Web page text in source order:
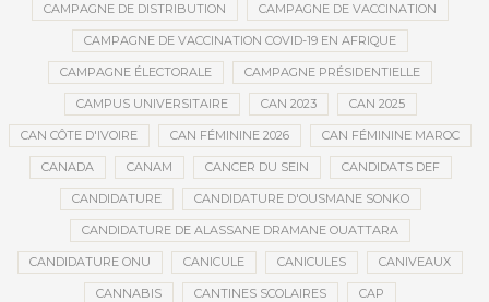
CAMPAGNE DE DISTRIBUTION CAMPAGNE DE VACCINATION
CAMPAGNE DE VACCINATION COVID-19 EN AFRIQUE
CAMPAGNE ÉLECTORALE CAMPAGNE PRÉSIDENTIELLE
CAMPUS UNIVERSITAIRE CAN 2023 CAN 2025
CAN CÔTE D'IVOIRE CAN FÉMININE 2026 CAN FÉMININE MAROC
CANADA CANAM CANCER DU SEIN CANDIDATS DEF
CANDIDATURE CANDIDATURE D'OUSMANE SONKO
CANDIDATURE DE ALASSANE DRAMANE OUATTARA
CANDIDATURE ONU CANICULE CANICULES CANIVEAUX
CANNABIS CANTINES SCOLAIRES CAP